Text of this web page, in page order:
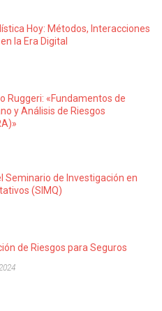
Hoy: Métodos, Interacciones
la Era Digital
Ruggeri: «Fundamentos de
y Análisis de Riesgos
Seminario de Investigación en
(SIMQ)
de Riesgos para Seguros